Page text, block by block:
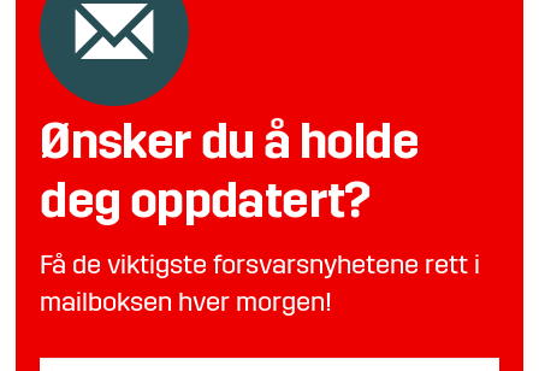
Ønsker du å holde
deg oppdatert?
Få de viktigste forsvarsnyhetene rett i
mailboksen hver morgen!